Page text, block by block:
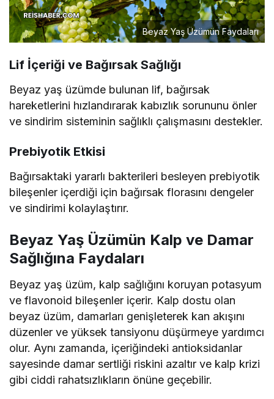
Beyaz Yaş Üzümün Faydaları
Lif İçeriği ve Bağırsak Sağlığı
Beyaz yaş üzümde bulunan lif, bağırsak
hareketlerini hızlandırarak kabızlık sorununu önler
ve sindirim sisteminin sağlıklı çalışmasını destekler.
Prebiyotik Etkisi
Bağırsaktaki yararlı bakterileri besleyen prebiyotik
bileşenler içerdiği için bağırsak florasını dengeler
ve sindirimi kolaylaştırır.
Beyaz Yaş Üzümün Kalp ve Damar
Sağlığına Faydaları
Beyaz yaş üzüm, kalp sağlığını koruyan potasyum
ve flavonoid bileşenler içerir. Kalp dostu olan
beyaz üzüm, damarları genişleterek kan akışını
düzenler ve yüksek tansiyonu düşürmeye yardımcı
olur. Aynı zamanda, içeriğindeki antioksidanlar
sayesinde damar sertliği riskini azaltır ve kalp krizi
gibi ciddi rahatsızlıkların önüne geçebilir.